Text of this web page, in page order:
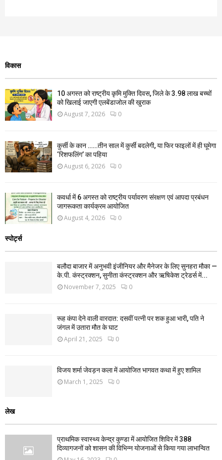
विकास
10 अगस्त को राष्ट्रीय कृमि मुक्ति दिवस, जिले के 3.98 लाख बच्चों
को खिलाई जाएगी एलबेंडाजोल की खुराक
August 7, 2026 0
कुर्सी के कान ……तीन साल में कुर्सी बदलेगी, या फिर फाइलों में ही घूमेगा
‘रिशफलिंग’ का पहिया
August 6, 2026 0
कवर्धा में 6 अगस्त को राष्ट्रीय पर्यावरण संरक्षण एवं आपदा प्रबंधन
जागरूकता कार्यक्रम आयोजित
August 4, 2026 0
स्पोर्ट्स
बलौदा बाजार में अनुभवी इंजीनियर और मैनेजर के लिए सुनहरा मौका —
के.पी. कंस्ट्रक्शन, सुनीता कंस्ट्रक्शन और ऋषिकेश ट्रेडर्स में...
November 7, 2025 0
रूह कंपा देने वाली वारदात: दसवीं पत्नी पर शक हुआ भारी, पति ने
जंगल में उतारा मौत के घाट
April 21, 2025 0
विजय शर्मा जेवड़न कला में आयोजित भागवत कथा में हुए शामिल
March 1, 2025 0
लेख
प्राथमिक स्वास्थ्य केन्द्र कुण्डा में आयोजित शिविर में 388
दिव्यागजनों को शासन की विभिन्न योजनाओं से किया गया लाभान्वित